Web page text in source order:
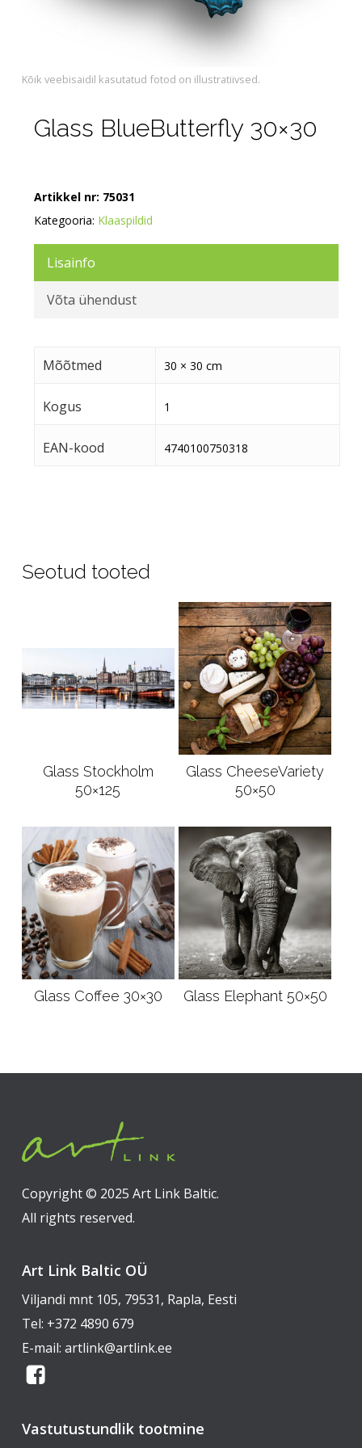
Kõik veebisaidil kasutatud fotod on illustratiivsed.
Glass BlueButterfly 30×30
Artikkel nr: 75031
Kategooria: Klaaspildid
Lisainfo
Võta ühendust
Mõõtmed 30 × 30 cm
Kogus 1
EAN-kood 4740100750318
Seotud tooted
Loe edasi
Glass Stockholm
50×125
Loe edasi
Glass CheeseVariety
50×50
Loe edasi
Glass Coffee 30×30 Loe edasi
Glass Elephant 50×50
Copyright © 2025 Art Link Baltic.
All rights reserved.
Art Link Baltic OÜ
Viljandi mnt 105, 79531, Rapla, Eesti
Tel: +372 4890 679
E-mail: artlink@artlink.ee
Vastutustundlik tootmine